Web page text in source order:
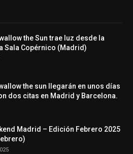
the Sun trae luz desde la
Sala Copérnico (Madrid)
the sun llegarán en unos días
dos citas en Madrid y Barcelona.
Madrid – Edición Febrero 2025